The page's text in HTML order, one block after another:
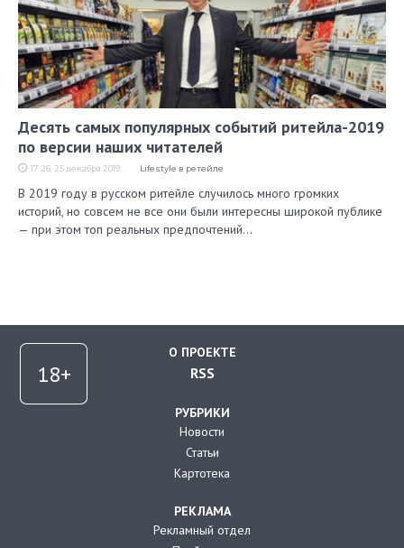
Десять самых популярных событий ритейла-2019
по версии наших читателей
17:26, 25 декабря 2019 Lifestyle в ретейле
В 2019 году в русском ритейле случилось много громких
историй, но совсем не все они были интересны широкой публике
— при этом топ реальных предпочтений…
О ПРОЕКТЕ
RSS
РУБРИКИ
Новости
Статьи
Картотека
РЕКЛАМА
Рекламный отдел